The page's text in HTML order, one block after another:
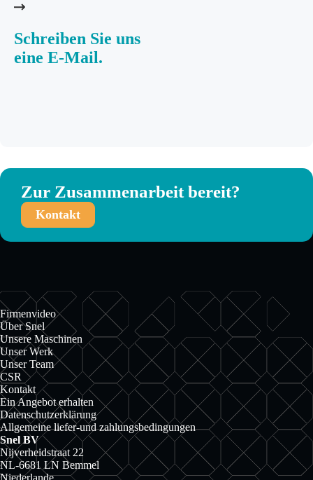
Schreiben Sie uns
eine E-Mail.
Zur Zusammenarbeit bereit?
Kontakt
Firmenvideo
Über Snel
Unsere Maschinen
Unser Werk
Unser Team
CSR
Kontakt
Ein Angebot erhalten
Datenschutzerklärung
Allgemeine liefer-und zahlungsbedingungen
Snel BV
Nijverheidstraat 22
NL-6681 LN Bemmel
Niederlande